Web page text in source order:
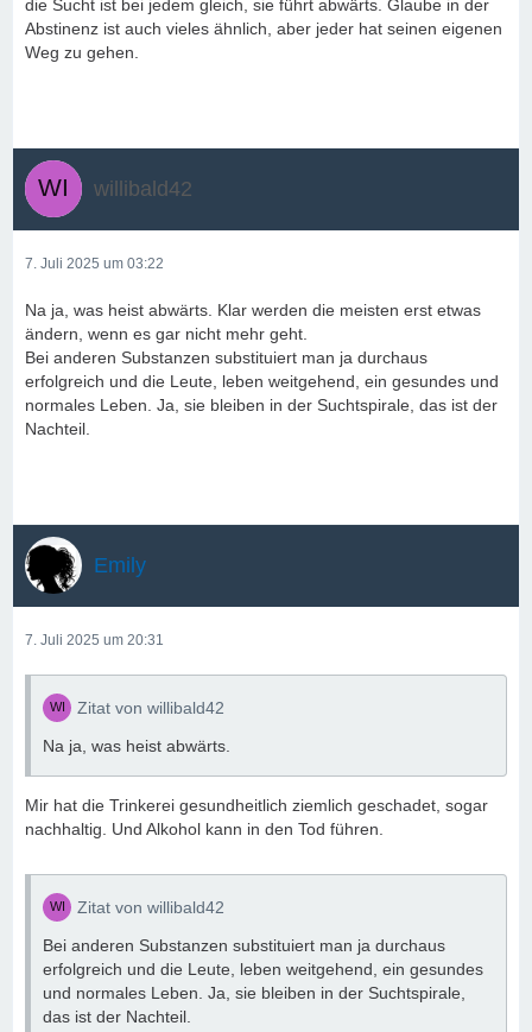
die Sucht ist bei jedem gleich, sie führt abwärts. Glaube in der
Abstinenz ist auch vieles ähnlich, aber jeder hat seinen eigenen
Weg zu gehen.
willibald42
7. Juli 2025 um 03:22
Na ja, was heist abwärts. Klar werden die meisten erst etwas
ändern, wenn es gar nicht mehr geht.
Bei anderen Substanzen substituiert man ja durchaus
erfolgreich und die Leute, leben weitgehend, ein gesundes und
normales Leben. Ja, sie bleiben in der Suchtspirale, das ist der
Nachteil.
Emily
7. Juli 2025 um 20:31
Zitat von willibald42
Na ja, was heist abwärts.
Mir hat die Trinkerei gesundheitlich ziemlich geschadet, sogar
nachhaltig. Und Alkohol kann in den Tod führen.
Zitat von willibald42
Bei anderen Substanzen substituiert man ja durchaus
erfolgreich und die Leute, leben weitgehend, ein gesundes
und normales Leben. Ja, sie bleiben in der Suchtspirale,
das ist der Nachteil.